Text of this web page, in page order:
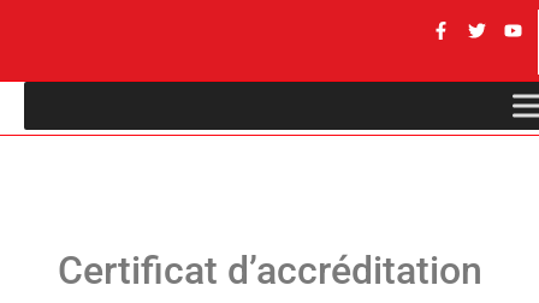
Certificat d’accréditation